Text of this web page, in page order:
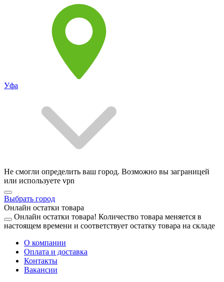
Уфа
Не смогли определить ваш город. Возможно вы заграницей
или используете vpn
Выбрать город
Онлайн остатки товара
Онлайн остатки товара! Количество товара меняется в
настоящем времени и соответствует остатку товара на складе
О компании
Оплата и доставка
Контакты
Вакансии